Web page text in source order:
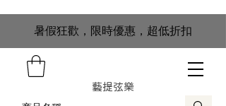
藝提弦樂
​暑假狂歡，限時優惠，超低折扣